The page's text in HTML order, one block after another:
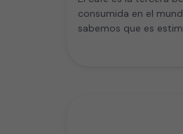
consumida en el
sabemos que es